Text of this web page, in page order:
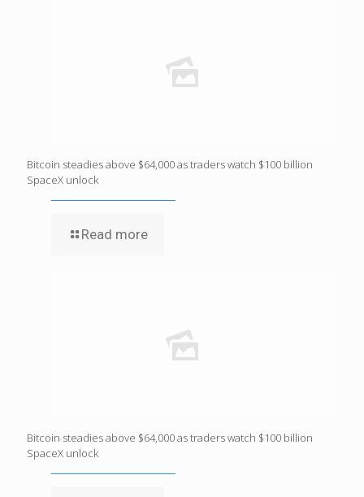
Bitcoin steadies above $64,000 as traders watch $100 billion
SpaceX unlock
Read more
Bitcoin steadies above $64,000 as traders watch $100 billion
SpaceX unlock